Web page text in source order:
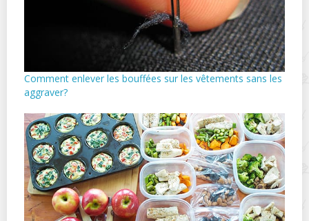
Comment enlever les bouffées sur les vêtements sans les
aggraver?